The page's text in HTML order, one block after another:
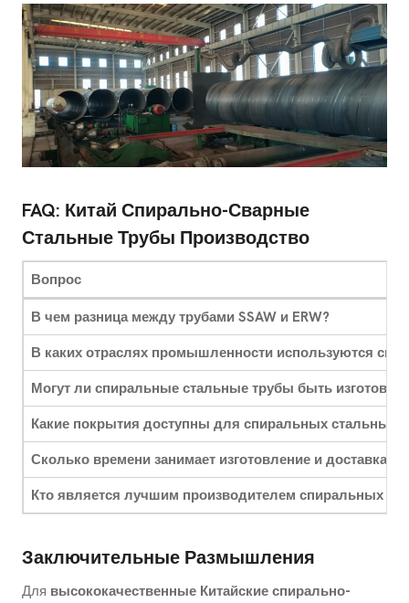
FAQ: Китай Спирально-Сварные
Стальные Трубы Производство
Вопрос
В чем разница между трубами SSAW и ERW?
В каких отраслях промышленности используются
Могут ли спиральные стальные трубы быть
Какие покрытия доступны для спиральных стальных
Сколько времени занимает изготовление и доставка?
Кто является лучшим производителем спиральных
Заключительные Размышления
Для высококачественные Китайские спирально-